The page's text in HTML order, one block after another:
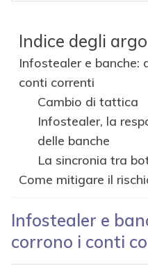
Indice degli
Infostealer e banche:
conti correnti
Cambio di tattica
Infostealer, la
delle banche
La sincronia tra
Come mitigare il
Infostealer e
corrono i conti